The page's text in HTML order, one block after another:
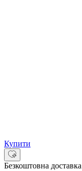
Купити
Безкоштовна доставка